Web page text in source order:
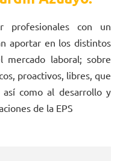
profesionales con un
aportar en los distintos
laboral; sobre
proactivos, libres, que
como al desarrollo y
de la EPS